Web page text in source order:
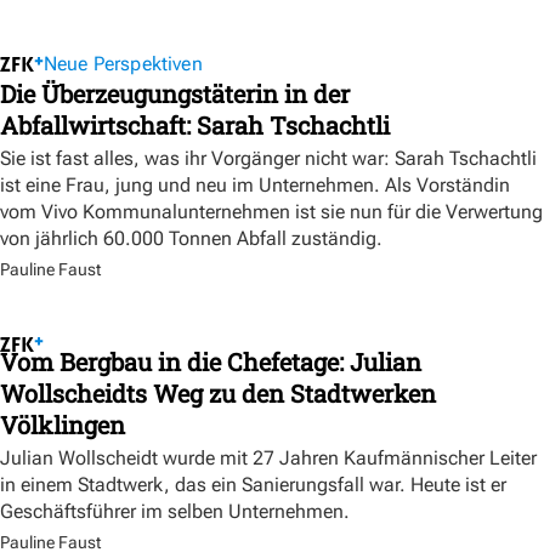
Neue Perspektiven
Die Überzeugungstäterin in der
Abfallwirtschaft: Sarah Tschachtli
Sie ist fast alles, was ihr Vorgänger nicht war: Sarah Tschachtli
ist eine Frau, jung und neu im Unternehmen. Als Vorständin
vom Vivo Kommunalunternehmen ist sie nun für die Verwertung
von jährlich 60.000 Tonnen Abfall zuständig.
Pauline Faust
Vom Bergbau in die Chefetage: Julian
Wollscheidts Weg zu den Stadtwerken
Völklingen
Julian Wollscheidt wurde mit 27 Jahren Kaufmännischer Leiter
in einem Stadtwerk, das ein Sanierungsfall war. Heute ist er
Geschäftsführer im selben Unternehmen.
Pauline Faust